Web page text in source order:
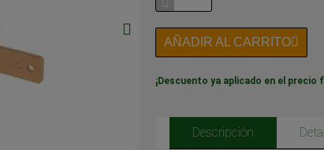
AÑADIR AL CARRITO
¡Descuento ya aplicado en el precio
Descripción